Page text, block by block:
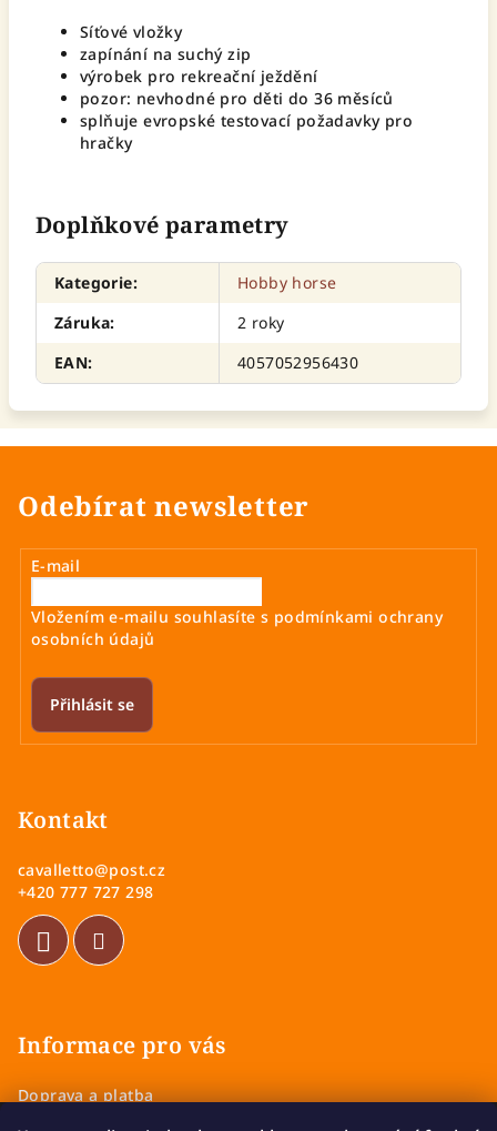
Síťové vložky
zapínání na suchý zip
výrobek pro rekreační ježdění
pozor: nevhodné pro děti do 36 měsíců
splňuje evropské testovací požadavky pro
hračky
Doplňkové parametry
Kategorie:
Hobby horse
Záruka:
2 roky
EAN: 4057052956430
Odebírat newsletter
E-mail
Vložením e-mailu souhlasíte s podmínkami ochrany
osobních údajů
Přihlásit se
Kontakt
cavalletto@post.cz
+420 777 727 298
Informace pro vás
Doprava a platba